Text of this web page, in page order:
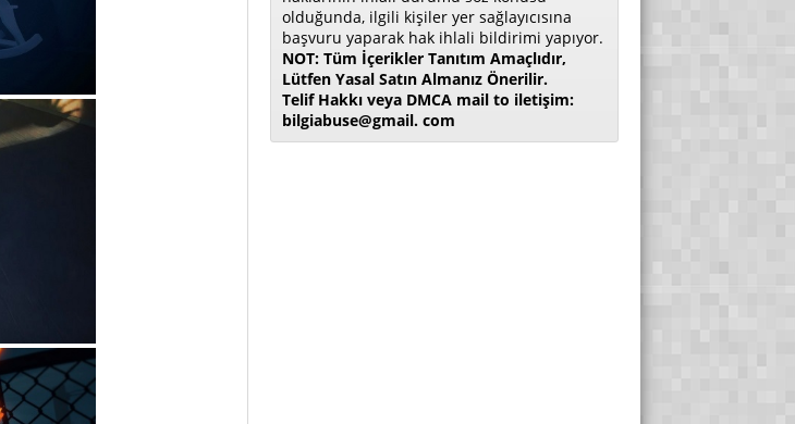
olduğunda, ilgili kişiler yer sağlayıcısına
başvuru yaparak hak ihlali bildirimi yapıyor.
NOT: Tüm İçerikler Tanıtım Amaçlıdır,
Lütfen Yasal Satın Almanız Önerilir.
Telif Hakkı veya DMCA mail to iletişim:
bilgiabuse@gmail. com